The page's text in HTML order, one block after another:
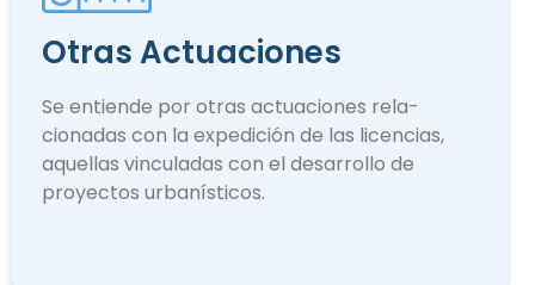
Otras Actuaciones
Se entiende por otras actuaciones rela­
cionadas con la expedición de las licencias,
aquellas vinculadas con el desarrollo de
proyectos urbanísticos.